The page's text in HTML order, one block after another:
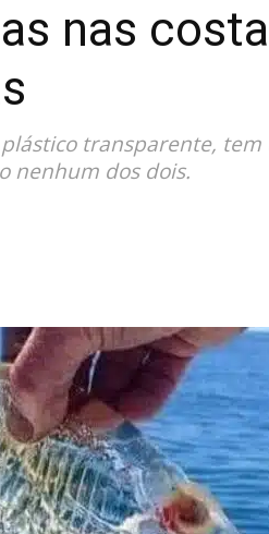
nas
transparente,
nenhum dos dois.